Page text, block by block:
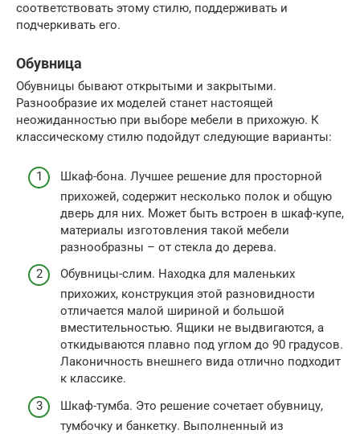
соответствовать этому стилю, поддерживать и
подчеркивать его.
Обувница
Обувницы бывают открытыми и закрытыми.
Разнообразие их моделей станет настоящей
неожиданностью при выборе мебели в прихожую. К
классическому стилю подойдут следующие варианты:
Шкаф-бона. Лучшее решение для просторной
прихожей, содержит несколько полок и общую
дверь для них. Может быть встроен в шкаф-купе,
материалы изготовления такой мебели
разнообразны – от стекла до дерева.
Обувницы-слим. Находка для маленьких
прихожих, конструкция этой разновидности
отличается малой шириной и большой
вместительностью. Ящики не выдвигаются, а
откидываются плавно под углом до 90 градусов.
Лаконичность внешнего вида отлично подходит
к классике.
Шкаф-тумба. Это решение сочетает обувницу,
тумбочку и банкетку. Выполненный из